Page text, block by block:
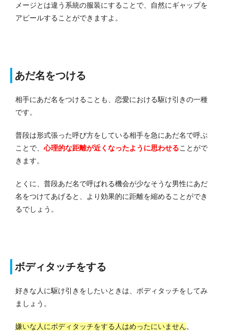
メージとは違う系統の服装にすることで、自然にギャップを
アピールすることができますよ。
あだ名をつける
相手にあだ名をつけることも、恋愛における駆け引きの一種
です。
普段は形式張った呼び方をしている相手を急にあだ名で呼ぶ
ことで、 心理的な距離が近くなったように思わせることがで
きます。
とくに、普段あだ名で呼ばれる機会が少なそうな男性にあだ
名をつけてあげると、より効果的に距離を縮めることができ
るでしょう。
ボディタッチをする
好きな人に駆け引きをしたいときは、ボディタッチをしてみ
ましょう。
嫌いな人にボディタッチをする人はめったにいません。